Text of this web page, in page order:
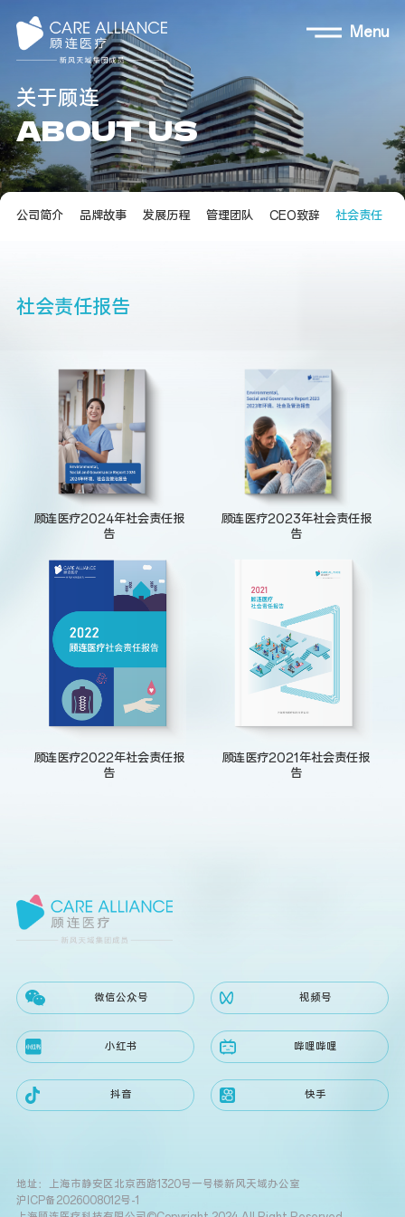
Menu
关于顾连
ABOUTUS
公司简介 品牌故事 发展历程 管理团队 CEO致辞 社会责任
社会责任报告
顾连医疗2024年社会责任报
告
顾连医疗2023年社会责任报
告
顾连医疗2022年社会责任报
告
顾连医疗2021年社会责任报
告
微信公众号 视频号
小红书 哔哩哔哩
抖音 快手
地址：上海市静安区北京西路1320号一号楼新风天域办公室
沪ICP备2026008012号-1